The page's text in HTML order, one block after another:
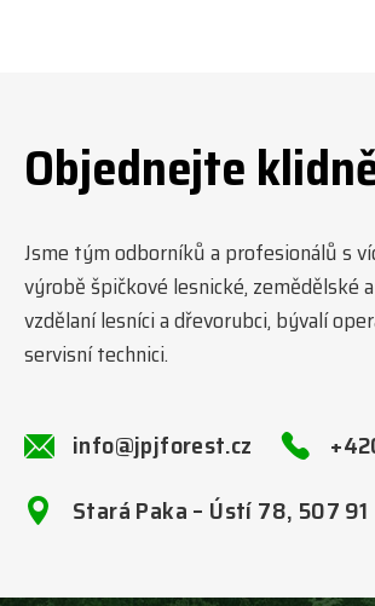
Objednejte
Jsme tým odborníků a profesionálů s
výrobě špičkové lesnické, zemědělské
vzdělaní lesníci a dřevorubci, bývalí
servisní technici.
info@jpjforest.cz
Stará Paka – Ústí 78, 507 91